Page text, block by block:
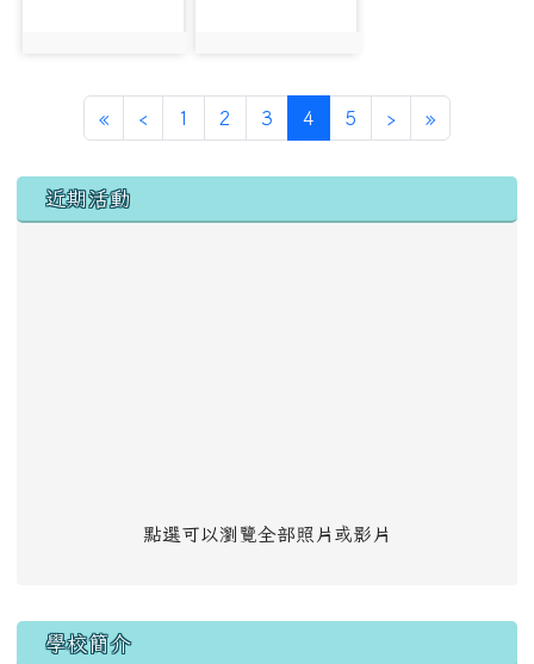
«第一頁
‹ 上一頁
1 2 3 4 (目前頁次)
5 ›下一頁
»最後頁
左邊區域內容
近期活動
點選可以瀏覽全部照片或影片
學校簡介